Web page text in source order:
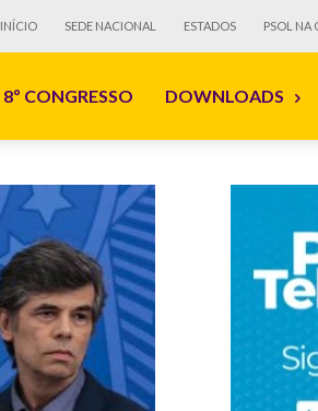
INÍCIO SEDE NACIONAL ESTADOS PSOL NA
8º CONGRESSO DOWNLOADS